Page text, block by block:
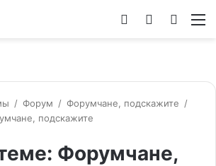
Switch
Войти
/ Форум / Форумчане, подскажите /
подскажите
Форумчане,